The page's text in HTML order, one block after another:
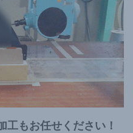
工もお任せください！